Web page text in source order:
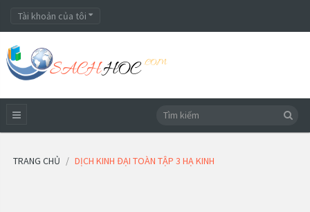
Tài khoản của tôi
TRANG CHỦ DỊCH KINH ĐẠI TOÀN TẬP 3 HẠ KINH